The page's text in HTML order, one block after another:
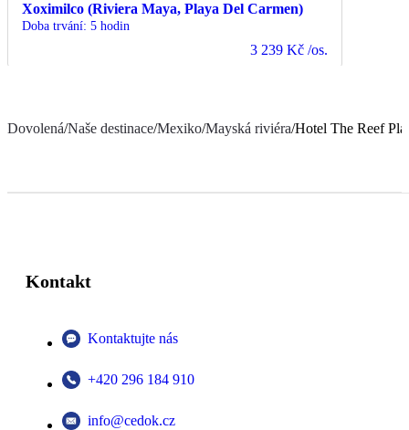
Xoximilco (Riviera Maya, Playa Del Carmen)
Doba trvání: 5 hodin
3 239 Kč /os.
Dovolená/Naše destinace/Mexiko/Mayská riviéra/Hotel The Reef
Kontakt
Kontaktujte nás
+420 296 184 910
info@cedok.cz